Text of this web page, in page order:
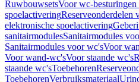
RuwbouwsetsVoor wc-besturingen
spoelactiveringReserveonderdelen
elektronische spoelactivering
sanitairmodulesSanitairmodules
Sanitairmodules voor wc'sVoor
Voor wand-wc'sVoor staande wc's
staande wc'sToebehoren
ToebehorenVerbruiksmateriaal